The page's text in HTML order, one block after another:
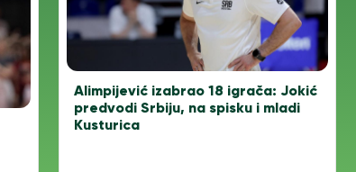
Alimpijević izabrao 18 igrača: Jokić
predvodi Srbiju, na spisku i mladi
Kusturica